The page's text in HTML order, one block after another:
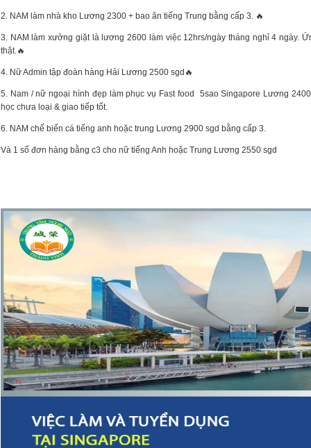
2. NAM làm nhà kho Lương 2300 + bao ăn tiếng Trung bằng cấp 3. 🔥
3. NAM làm xưởng giặt là lương 2600 làm việc 12hrs/ngày tháng nghỉ 4 ngày.
thật.🔥
4. Nữ Admin tập đoàn hàng Hải Lương 2500 sgd🔥
5. Nam / nữ ngoại hình đẹp làm phục vụ Fast food 5sao Singapore Lương
học chưa loại & giao tiếp tốt.
6. NAM chế biến cá tiếng anh hoặc trung Lương 2900 sgd bằng cấp 3.
Và 1 số đơn hàng bằng c3 cho nữ tiếng Anh hoặc Trung Lương 2550 sgd